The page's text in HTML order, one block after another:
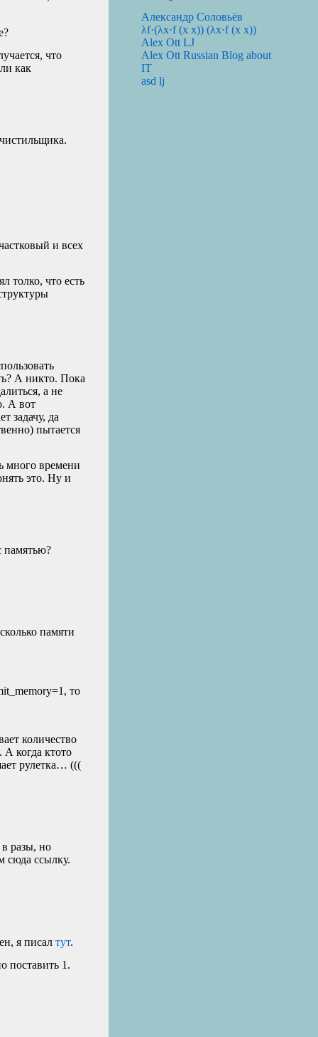
что
как
и всех
толко, что есть
А никто. Пока
а не
А вот
задачу, да
пытается
много времени
это. Ну и
памятью?
памяти
то
количество
когда ктото
рулетка… (((
в разы, но
сюда ссылку.
я писал тут.
поставить 1.
Александр Соловьёв
λf·(λx·f (x x)) (λx·f (x x))
Alex Ott LJ
Alex Ott Russian Blog about
IT
asd lj